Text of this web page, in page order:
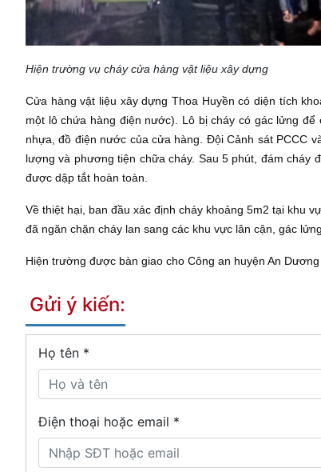
Hiện trường vụ cháy cửa hàng vật liệu xây dựng
Cửa hàng vật liệu xây dựng Thoa Huyền có diện tích
một lô chứa hàng điện nước). Lô bị cháy có gác lửng
nhựa, đồ điện nước của cửa hàng. Đội Cảnh sát PCCC
lượng và phương tiện chữa cháy. Sau 5 phút, đám cháy
được dập tắt hoàn toàn.
Về thiệt hại, ban đầu xác định cháy khoảng 5m2 tại khu
đã ngăn chặn cháy lan sang các khu vực lân cận, gác
Hiện trường được bàn giao cho Công an huyện An
Gửi ý kiến:
Họ tên *
Điện thoại hoặc email *